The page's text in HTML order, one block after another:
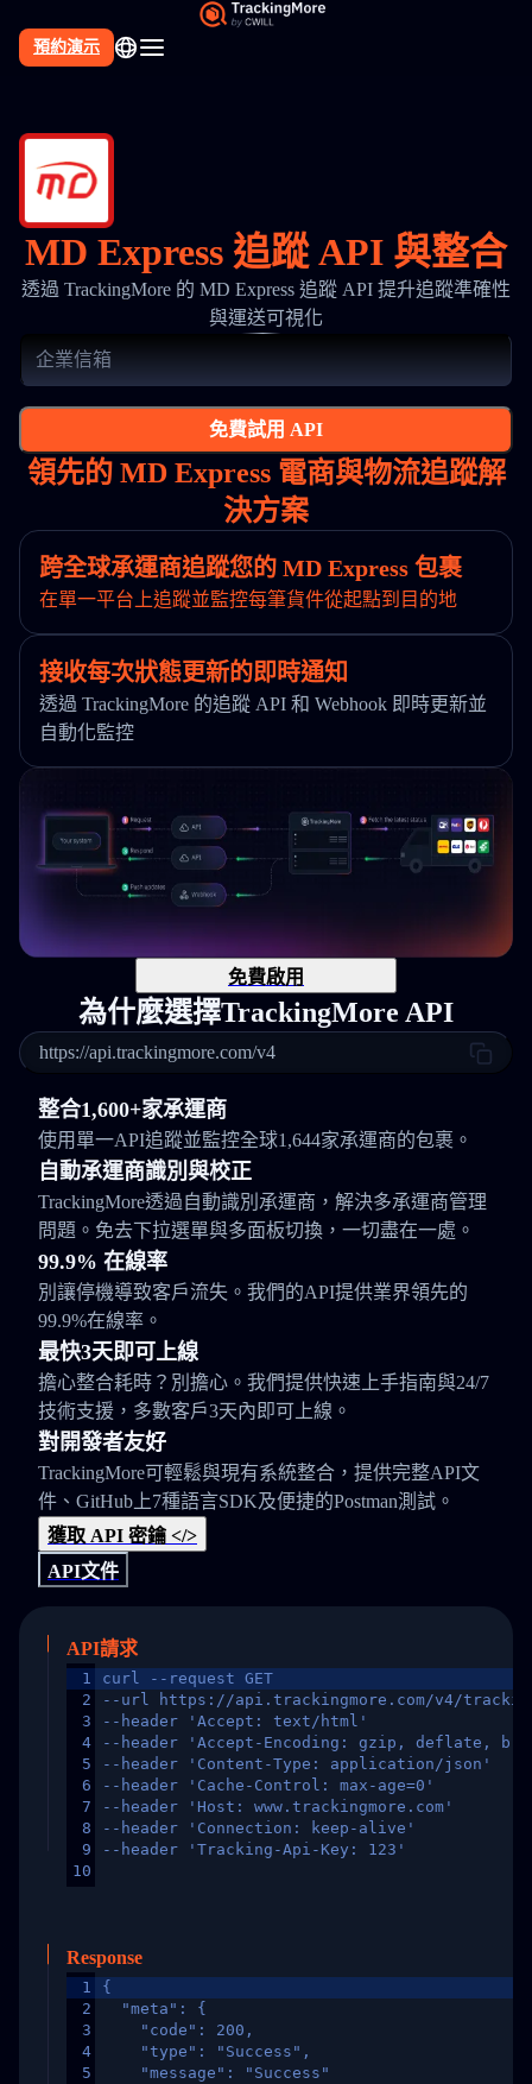
預約演示
MD Express 追蹤 API 與整合
透過 TrackingMore 的 MD Express 追蹤 API 提升追蹤準確性
與運送可視化
免費試用 API
領先的 MD Express 電商與物流追蹤解
決方案
跨全球承運商追蹤您的 MD Express 包裹
在單一平台上追蹤並監控每筆貨件從起點到目的地
接收每次狀態更新的即時通知
透過 TrackingMore 的追蹤 API 和 Webhook 即時更新並
自動化監控
免費啟用
為什麼選擇TrackingMore API
https://api.trackingmore.com/v4
整合1,600+家承運商
使用單一API追蹤並監控全球1,644家承運商的包裹。
自動承運商識別與校正
TrackingMore透過自動識別承運商，解決多承運商管理
問題。免去下拉選單與多面板切換，一切盡在一處。
99.9% 在線率
別讓停機導致客戶流失。我們的API提供業界領先的
99.9%在線率。
最快3天即可上線
擔心整合耗時？別擔心。我們提供快速上手指南與24/7
技術支援，多數客戶3天內即可上線。
對開發者友好
TrackingMore可輕鬆與現有系統整合，提供完整API文
件、GitHub上7種語言SDK及便捷的Postman測試。
獲取 API 密鑰 </>
API文件
API請求
1
2
3
4
5
6
7
8
9
10
curl --request GET
--url https://api.trackingmore.com/v4/trackings/
--header 'Accept: text/html'
--header 'Accept-Encoding: gzip, deflate,
--header 'Content-Type: application/json'
--header 'Cache-Control: max-age=0'
--header 'Host: www.trackingmore.com'
--header 'Connection: keep-alive'
--header 'Tracking-Api-Key: 123'
Response
1
2
3
4
5
{
  "meta": {
    "code": 200,
    "type": "Success",
    "message": "Success"